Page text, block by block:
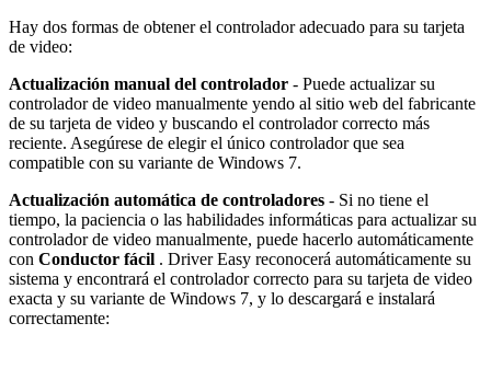
Hay dos formas de obtener el controlador adecuado para su tarjeta
de video:
Actualización manual del controlador - Puede actualizar su
controlador de video manualmente yendo al sitio web del fabricante
de su tarjeta de video y buscando el controlador correcto más
reciente. Asegúrese de elegir el único controlador que sea
compatible con su variante de Windows 7.
Actualización automática de controladores - Si no tiene el
tiempo, la paciencia o las habilidades informáticas para actualizar su
controlador de video manualmente, puede hacerlo automáticamente
con Conductor fácil . Driver Easy reconocerá automáticamente su
sistema y encontrará el controlador correcto para su tarjeta de video
exacta y su variante de Windows 7, y lo descargará e instalará
correctamente: